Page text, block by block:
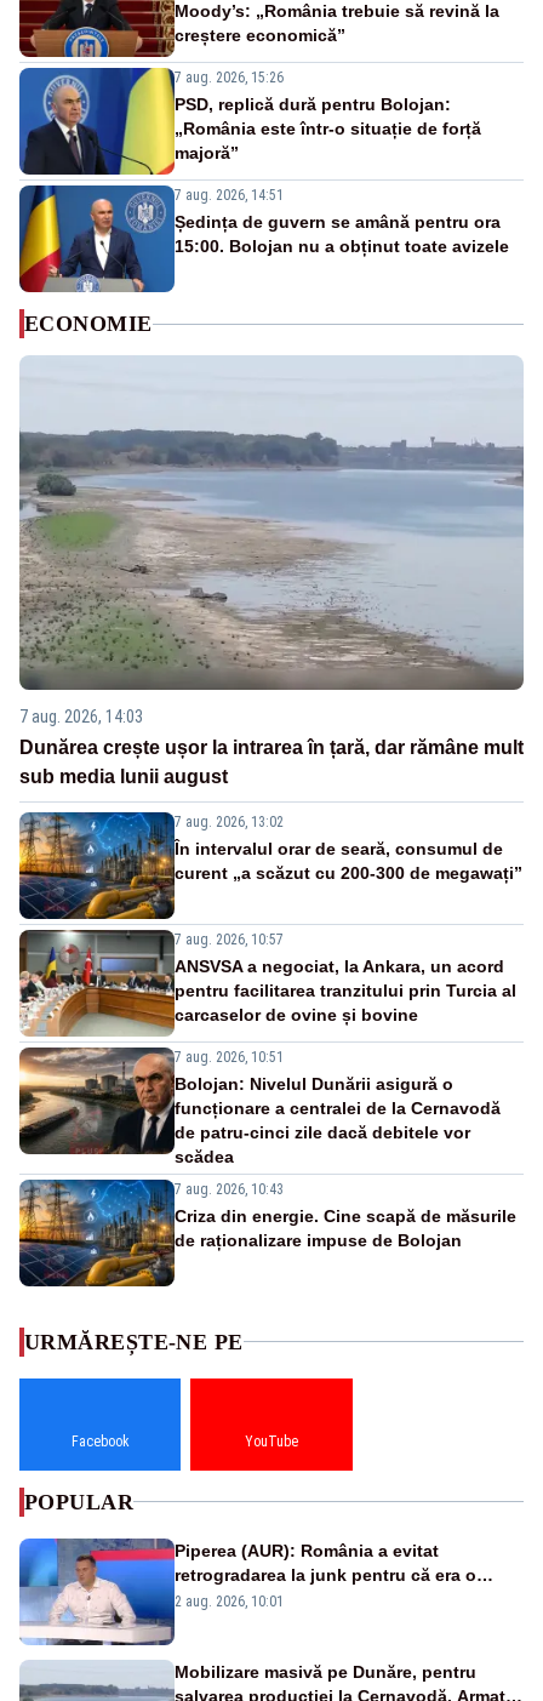
Moody’s: „România trebuie să revină la
creștere economică”
7 aug. 2026, 15:26
PSD, replică dură pentru Bolojan:
„România este într-o situație de forță
majoră”
7 aug. 2026, 14:51
Ședința de guvern se amână pentru ora
15:00. Bolojan nu a obținut toate avizele
ECONOMIE
7 aug. 2026, 14:03
Dunărea crește ușor la intrarea în țară, dar rămâne mult
sub media lunii august
7 aug. 2026, 13:02
În intervalul orar de seară, consumul de
curent „a scăzut cu 200-300 de megawați”
7 aug. 2026, 10:57
ANSVSA a negociat, la Ankara, un acord
pentru facilitarea tranzitului prin Turcia al
carcaselor de ovine și bovine
7 aug. 2026, 10:51
Bolojan: Nivelul Dunării asigură o
funcționare a centralei de la Cernavodă
de patru-cinci zile dacă debitele vor
scădea
7 aug. 2026, 10:43
Criza din energie. Cine scapă de măsurile
de raționalizare impuse de Bolojan
URMĂREȘTE-NE PE
Facebook YouTube
POPULAR
Piperea (AUR): România a evitat
retrogradarea la junk pentru că era o
catastrofă pentru bănci și fondurile de
2 aug. 2026, 10:01
Mobilizare masivă pe Dunăre, pentru
salvarea producției la Cernavodă. Armata